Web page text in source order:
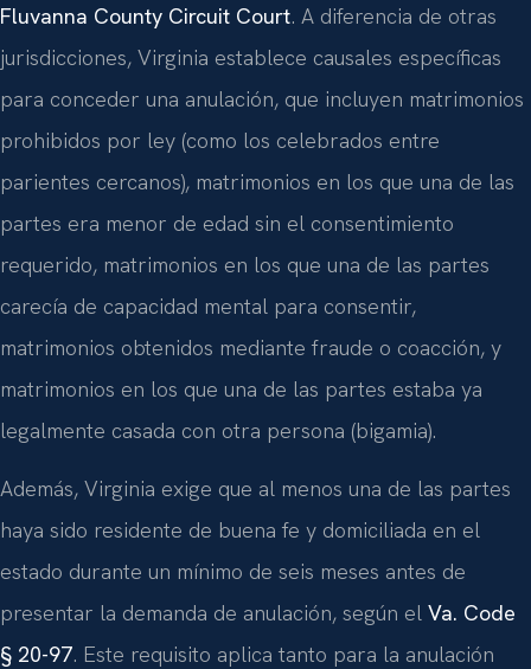
Fluvanna County Circuit Court. A diferencia de otras
jurisdicciones, Virginia establece causales específicas
para conceder una anulación, que incluyen matrimonios
prohibidos por ley (como los celebrados entre
parientes cercanos), matrimonios en los que una de las
partes era menor de edad sin el consentimiento
requerido, matrimonios en los que una de las partes
carecía de capacidad mental para consentir,
matrimonios obtenidos mediante fraude o coacción, y
matrimonios en los que una de las partes estaba ya
legalmente casada con otra persona (bigamia).
Además, Virginia exige que al menos una de las partes
haya sido residente de buena fe y domiciliada en el
estado durante un mínimo de seis meses antes de
presentar la demanda de anulación, según el Va. Code
§ 20-97. Este requisito aplica tanto para la anulación